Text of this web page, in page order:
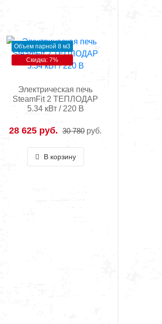
Объем парной 8 м3
Скидка: 7%
Электрическая печь
SteamFit 2 ТЕПЛОДАР
5.34 кВт / 220 В
28 625 руб. 30 780 руб.
В корзину